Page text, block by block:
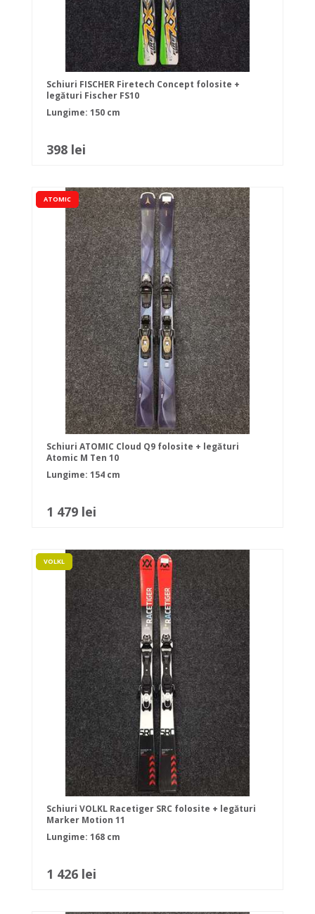
Schiuri FISCHER Firetech Concept folosite +
legături Fischer FS10
Lungime: 150 cm
398 lei
ATOMIC
Schiuri ATOMIC Cloud Q9 folosite + legături
Atomic M Ten 10
Lungime: 154 cm
1 479 lei
VOLKL
Schiuri VOLKL Racetiger SRC folosite + legături
Marker Motion 11
Lungime: 168 cm
1 426 lei